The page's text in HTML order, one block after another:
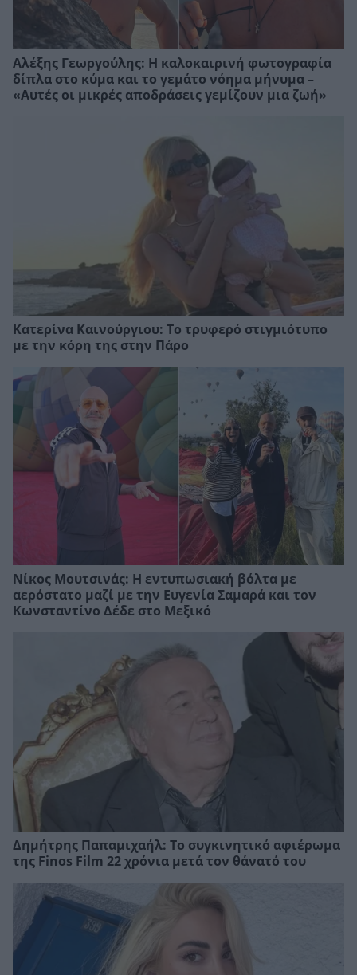
Αλέξης Γεωργούλης: Η καλοκαιρινή φωτογραφία
δίπλα στο κύμα και το γεμάτο νόημα μήνυμα –
«Αυτές οι μικρές αποδράσεις γεμίζουν μια ζωή»
Κατερίνα Καινούργιου: Το τρυφερό στιγμιότυπο
με την κόρη της στην Πάρο
Νίκος Μουτσινάς: Η εντυπωσιακή βόλτα με
αερόστατο μαζί με την Ευγενία Σαμαρά και τον
Κωνσταντίνο Δέδε στο Μεξικό
Δημήτρης Παπαμιχαήλ: Το συγκινητικό αφιέρωμα
της Finos Film 22 χρόνια μετά τον θάνατό του